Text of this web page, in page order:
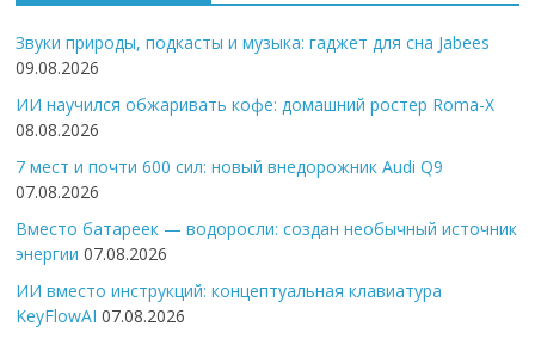
Звуки природы, подкасты и музыка: гаджет для сна Jabees
09.08.2026
ИИ научился обжаривать кофе: домашний ростер Roma-X
08.08.2026
7 мест и почти 600 сил: новый внедорожник Audi Q9
07.08.2026
Вместо батареек — водоросли: создан необычный источник
энергии 07.08.2026
ИИ вместо инструкций: концептуальная клавиатура
KeyFlowAI 07.08.2026